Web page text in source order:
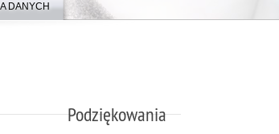
DANYCH
Podziękowania